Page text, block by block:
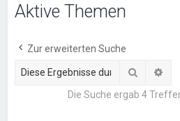
Aktive Themen
Zur erweiterten Suche
Suche
Die Suche ergab 4